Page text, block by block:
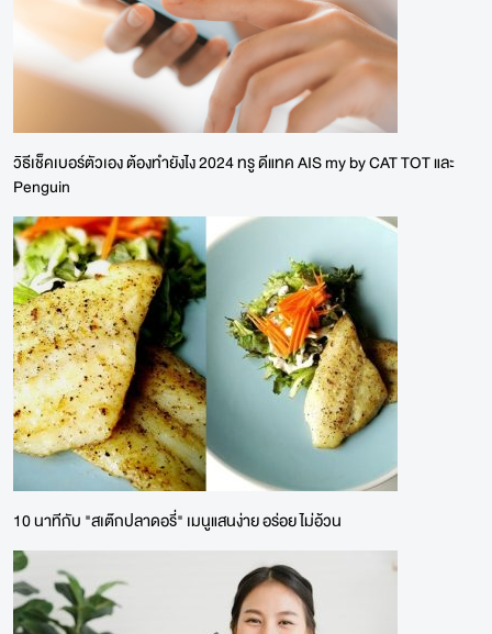
วิธีเช็คเบอร์ตัวเอง ต้องทำยังไง 2024 ทรู ดีแทค AIS my by CAT TOT และ
Penguin
10 นาทีกับ "สเต๊กปลาดอรี่" เมนูแสนง่าย อร่อย ไม่อ้วน